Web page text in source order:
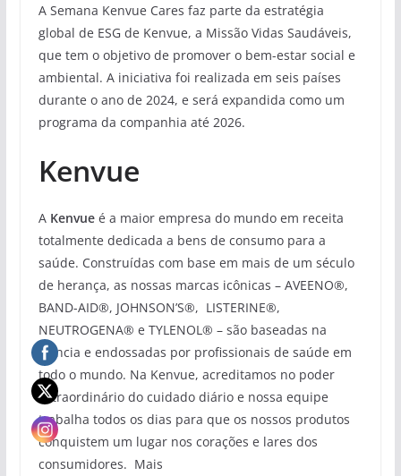
A Semana Kenvue Cares faz parte da estratégia
global de ESG de Kenvue, a Missão Vidas Saudáveis,
que tem o objetivo de promover o bem-estar social e
ambiental. A iniciativa foi realizada em seis países
durante o ano de 2024, e será expandida como um
programa da companhia até 2026.
Kenvue
A Kenvueé a maior empresa do mundo em receita
totalmente dedicada a bens de consumo para a
saúde. Construídas com base em mais de um século
de herança, as nossas marcas icônicas – AVEENO®,
BAND-AID®, JOHNSON’S®, LISTERINE®,
NEUTROGENA® e TYLENOL® – são baseadas na
ciência e endossadas por profissionais de saúde em
todo o mundo. Na Kenvue, acreditamos no poder
extraordinário do cuidado diário e nossa equipe
trabalha todos os dias para que os nossos produtos
conquistem um lugar nos corações e lares dos
consumidores. Mais